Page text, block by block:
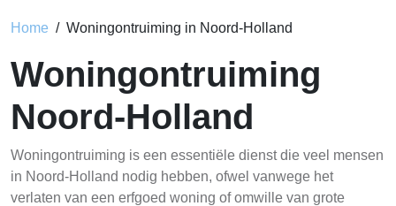
Home Woningontruiming in Noord-Holland
Woningontruiming
Noord-Holland
Woningontruiming is een essentiële dienst die veel mensen
in Noord-Holland nodig hebben, ofwel vanwege het
verlaten van een erfgoed woning of omwille van grote